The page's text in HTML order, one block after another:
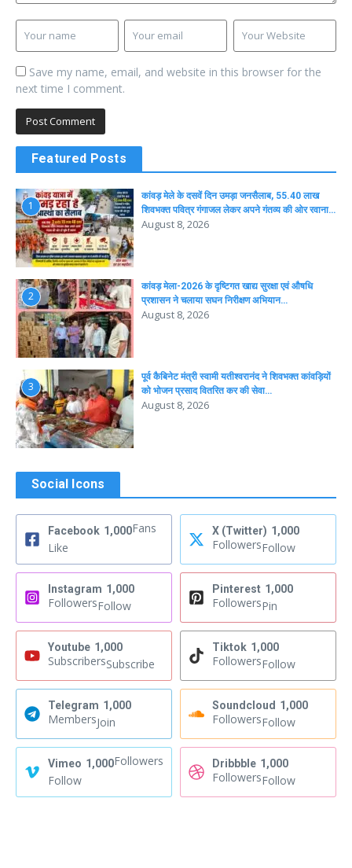
Save my name, email, and website in this browser for the
next time I comment.
Featured Posts
1
कांवड़ मेले के दसवें दिन उमड़ा जनसैलाब, 55.40 लाख
शिवभक्त पवित्र गंगाजल लेकर अपने गंतव्य की ओर रवाना…
August 8, 2026
2
कांवड़ मेला-2026 के दृष्टिगत खाद्य सुरक्षा एवं औषधि
प्रशासन ने चलाया सघन निरीक्षण अभियान…
August 8, 2026
3
पूर्व कैबिनेट मंत्री स्वामी यतीश्वरानंद ने शिवभक्त कांवड़ियों
को भोजन प्रसाद वितरित कर की सेवा…
August 8, 2026
Social Icons
Facebook 1,000Fans
Like
X (Twitter) 1,000
FollowersFollow
Instagram 1,000
FollowersFollow
Pinterest 1,000
FollowersPin
Youtube 1,000
SubscribersSubscribe
Tiktok 1,000
FollowersFollow
Telegram 1,000
MembersJoin
Soundcloud 1,000
FollowersFollow
Vimeo 1,000Followers
Follow
Dribbble 1,000
FollowersFollow